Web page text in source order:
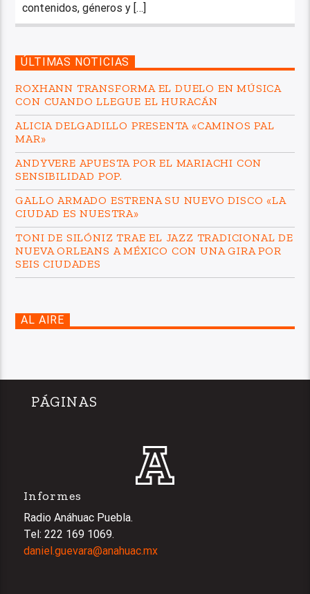
contenidos, géneros y […]
ÚLTIMAS NOTICIAS
ROXHANN TRANSFORMA EL DUELO EN MÚSICA
CON CUANDO LLEGUE EL HURACÁN
ALICIA DELGADILLO PRESENTA «CAMINOS PAL
MAR»
ANDYVERE APUESTA POR EL MARIACHI CON
SENSIBILIDAD POP.
GALLO ARMADO ESTRENA SU NUEVO DISCO «LA
CIUDAD ES NUESTRA»
TONI DE SILÓNIZ TRAE EL JAZZ TRADICIONAL DE
NUEVA ORLEANS A MÉXICO CON UNA GIRA POR
SEIS CIUDADES
AL AIRE
PÁGINAS
Informes
Radio Anáhuac Puebla.
Tel: 222 169 1069.
daniel.guevara@anahuac.mx